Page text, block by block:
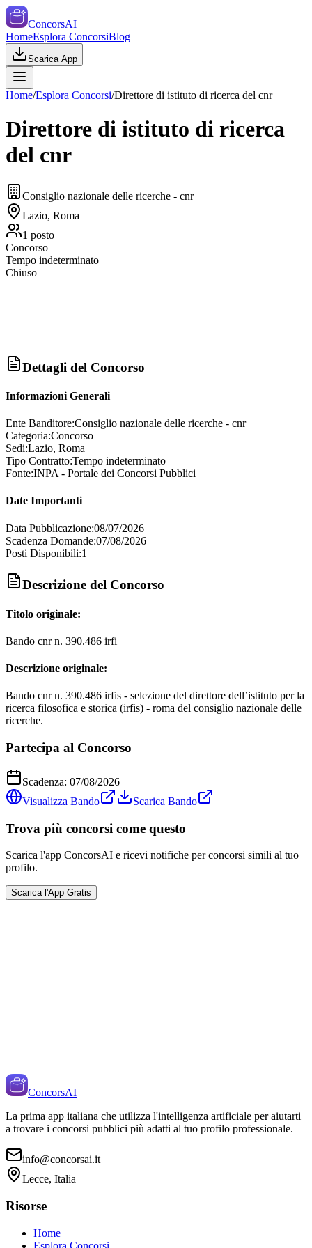
ConcorsAI
HomeEsplora ConcorsiBlog
Scarica App
Home/Esplora Concorsi/Direttore di istituto di ricerca del cnr
Direttore di istituto di ricerca
del cnr
Consiglio nazionale delle ricerche - cnr
Lazio, Roma
1 posto
Concorso
Tempo indeterminato
Chiuso
Dettagli del Concorso
Informazioni Generali
Ente Banditore:Consiglio nazionale delle ricerche - cnr
Categoria:Concorso
Sedi:Lazio, Roma
Tipo Contratto:Tempo indeterminato
Fonte:INPA - Portale dei Concorsi Pubblici
Date Importanti
Data Pubblicazione:08/07/2026
Scadenza Domande:07/08/2026
Posti Disponibili:1
Descrizione del Concorso
Titolo originale:
Bando cnr n. 390.486 irfi
Descrizione originale:
Bando cnr n. 390.486 irfis - selezione del direttore dell’istituto per la
ricerca filosofica e storica (irfis) - roma del consiglio nazionale delle
ricerche.
Partecipa al Concorso
Scadenza: 07/08/2026
Visualizza Bando
Scarica Bando
Trova più concorsi come questo
Scarica l'app ConcorsAI e ricevi notifiche per concorsi simili al tuo
profilo.
Scarica l'App Gratis
ConcorsAI
La prima app italiana che utilizza l'intelligenza artificiale per aiutarti
a trovare i concorsi pubblici più adatti al tuo profilo professionale.
info@concorsai.it
Lecce, Italia
Risorse
Home
Esplora Concorsi